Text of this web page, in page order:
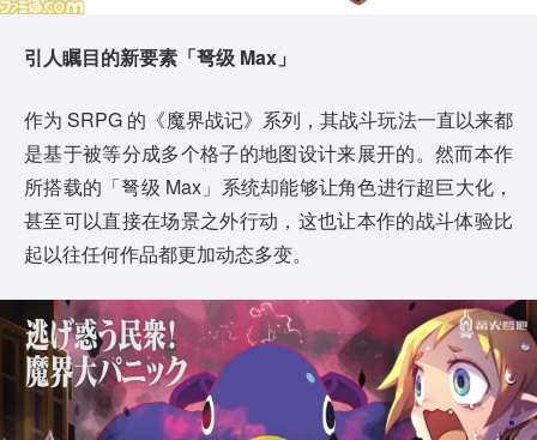
引人瞩目的新要素「弩级 Max」
作为 SRPG 的《魔界战记》系列，其战斗玩法一直以来都
是基于被等分成多个格子的地图设计来展开的。然而本作
所搭载的「弩级 Max」系统却能够让角色进行超巨大化，
甚至可以直接在场景之外行动，这也让本作的战斗体验比
起以往任何作品都更加动态多变。